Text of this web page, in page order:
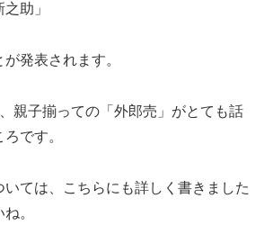
助」
発表されます。
親子揃っての「外郎売」がとても話
です。
いては、こちらにも詳しく書きました
。